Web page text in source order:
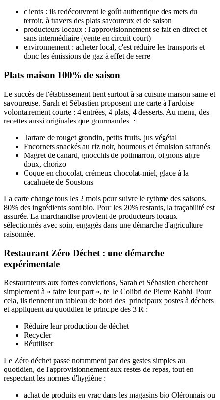
clients : ils redécouvrent le goût authentique des mets du
terroir, à travers des plats savoureux et de saison
producteurs locaux : l'approvisionnement se fait en direct et
sans intermédiaire (vente en circuit court)
environnement : acheter local, c'est réduire les transports et
donc les émissions de gaz à effet de serre
Plats maison 100% de saison
Le succès de l'établissement tient surtout à sa cuisine maison saine et
savoureuse. Sarah et Sébastien proposent une carte à l'ardoise
volontairement courte : 4 entrées, 4 plats, 4 desserts. Au menu, des
recettes aussi originales que gourmandes :
Tartare de rouget grondin, petits fruits, jus végétal
Encornets snackés au riz noir, houmous et émulsion safranés
Magret de canard, gnocchis de potimarron, oignons aigre
doux, chorizo
Coque en chocolat, crémeux chocolat-miel, glace à la
cacahuète de Soustons
La carte change tous les 2 mois pour suivre le rythme des saisons.
80% des ingrédients sont bio. Pour les 20% restants, la traçabilité est
assurée. La marchandise provient de producteurs locaux
sélectionnés avec soin, engagés dans une démarche d'agriculture
raisonnée.
Restaurant Zéro Déchet : une démarche
expérimentale
Restaurateurs aux fortes convictions, Sarah et Sébastien cherchent
simplement à « faire leur part », tel le Colibri de Pierre Rabhi. Pour
cela, ils tiennent un tableau de bord des principaux postes à déchets
et appliquent au quotidien le principe des 3 R :
Réduire leur production de déchet
Recycler
Réutiliser
Le Zéro déchet passe notamment par des gestes simples au
quotidien, de l'approvisionnement aux restes de repas, tout en
respectant les normes d'hygiène :
achat de produits en vrac dans les magasins bio Oléronnais ou